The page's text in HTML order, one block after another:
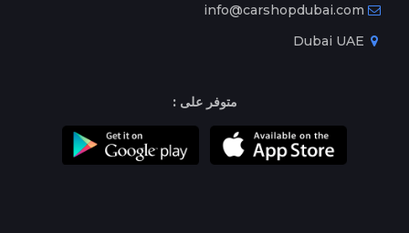
info@carshopdubai.com
متوفر على :